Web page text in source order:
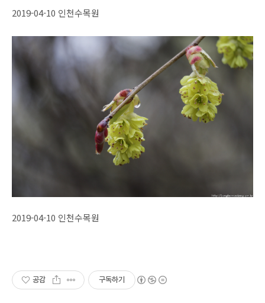
2019-04-10 인천수목원
2019-04-10 인천수목원
공감 구독하기